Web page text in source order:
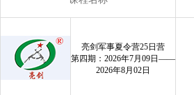
亮剑军事夏令营25日营
第四期：2026年7月09日——
2026年8月02日